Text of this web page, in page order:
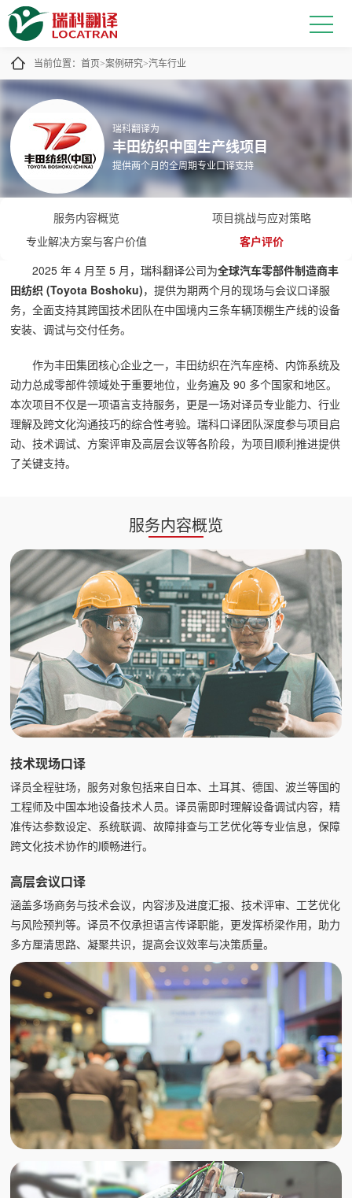
当前位置：首页>案例研究>汽车行业
瑞科翻译为
丰田纺织中国生产线项目
提供两个月的全周期专业口译支持
服务内容概览
项目挑战与应对策略
专业解决方案与客户价值
客户评价
2025 年 4 月至 5 月，瑞科翻译公司为全球汽车零部件制造商丰
田纺织 (Toyota Boshoku)，提供为期两个月的现场与会议口译服
务，全面支持其跨国技术团队在中国境内三条车辆顶棚生产线的设备
安装、调试与交付任务。
作为丰田集团核心企业之一，丰田纺织在汽车座椅、内饰系统及
动力总成零部件领域处于重要地位，业务遍及 90 多个国家和地区。
本次项目不仅是一项语言支持服务，更是一场对译员专业能力、行业
理解及跨文化沟通技巧的综合性考验。瑞科口译团队深度参与项目启
动、技术调试、方案评审及高层会议等各阶段，为项目顺利推进提供
了关键支持。
服务内容概览
技术现场口译
译员全程驻场，服务对象包括来自日本、土耳其、德国、波兰等国的
工程师及中国本地设备技术人员。译员需即时理解设备调试内容，精
准传达参数设定、系统联调、故障排查与工艺优化等专业信息，保障
跨文化技术协作的顺畅进行。
高层会议口译
涵盖多场商务与技术会议，内容涉及进度汇报、技术评审、工艺优化
与风险预判等。译员不仅承担语言传译职能，更发挥桥梁作用，助力
多方厘清思路、凝聚共识，提高会议效率与决策质量。